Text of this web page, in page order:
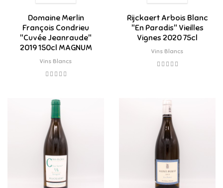
Domaine Merlin
François Condrieu
"Cuvée Jeanraude"
2019 150cl MAGNUM
Vins Blancs
Rijckaert Arbois Blanc
"En Paradis" Vieilles
Vignes 2020 75cl
Vins Blancs